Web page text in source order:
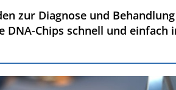
zur Diagnose und
Chips schnell und